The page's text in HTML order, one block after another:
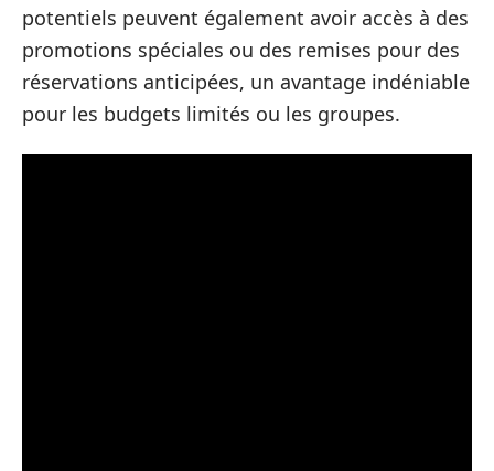
potentiels peuvent également avoir accès à des
promotions spéciales ou des remises pour des
réservations anticipées, un avantage indéniable
pour les budgets limités ou les groupes.